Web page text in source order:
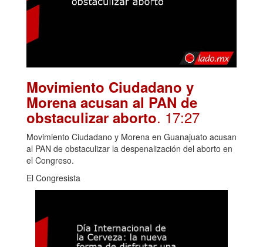
Movimiento Ciudadano y
Morena acusan al PAN de
obstaculizar aborto. 17:27
Movimiento Ciudadano y Morena en Guanajuato acusan
al PAN de obstaculizar la despenalización del aborto en
el Congreso.
El Congresista